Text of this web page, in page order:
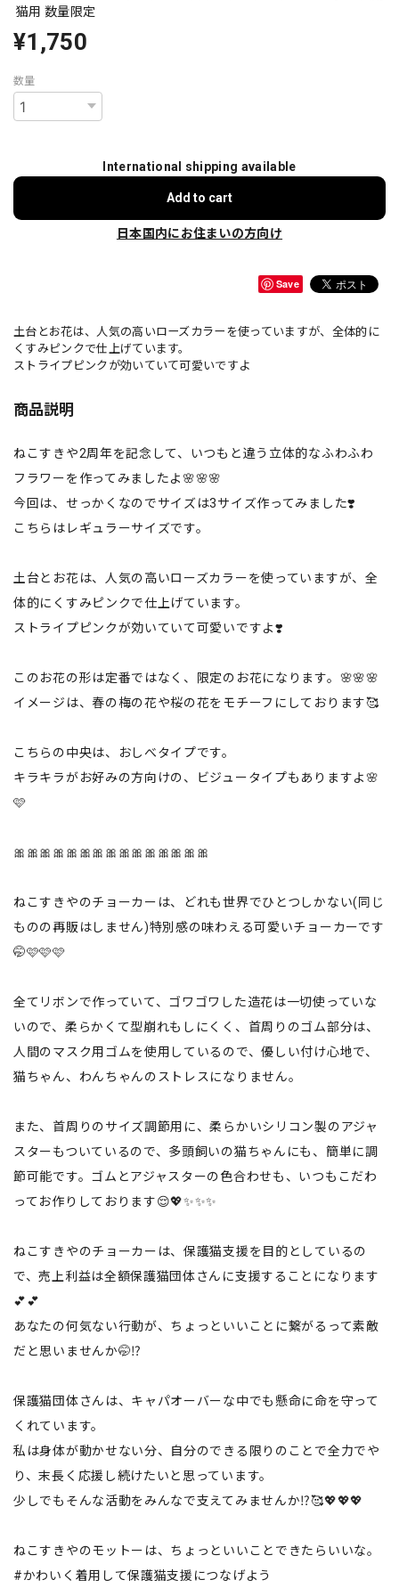
猫用 数量限定
¥1,750
数量
International shipping available
Add to cart
日本国内にお住まいの方向け
Save
土台とお花は、人気の高いローズカラーを使っていますが、全体的に
くすみピンクで仕上げています。
ストライプピンクが効いていて可愛いですよ
商品説明
ねこすきや2周年を記念して、いつもと違う立体的なふわふわ
フラワーを作ってみましたよ🌸🌸🌸
今回は、せっかくなのでサイズは3サイズ作ってみました❣️
こちらはレギュラーサイズです。
土台とお花は、人気の高いローズカラーを使っていますが、全
体的にくすみピンクで仕上げています。
ストライプピンクが効いていて可愛いですよ❣️
このお花の形は定番ではなく、限定のお花になります。🌸🌸🌸
イメージは、春の梅の花や桜の花をモチーフにしております🥰
こちらの中央は、おしべタイプです。
キラキラがお好みの方向けの、ビジュータイプもありますよ🌸
🩷
🎀🎀🎀🎀🎀🎀🎀🎀🎀🎀🎀🎀🎀🎀🎀
ねこすきやのチョーカーは、どれも世界でひとつしかない(同じ
ものの再販はしません)特別感の味わえる可愛いチョーカーです
🤭🩷🩷🩷
全てリボンで作っていて、ゴワゴワした造花は一切使っていな
いので、柔らかくて型崩れもしにくく、首周りのゴム部分は、
人間のマスク用ゴムを使用しているので、優しい付け心地で、
猫ちゃん、わんちゃんのストレスになりません。
また、首周りのサイズ調節用に、柔らかいシリコン製のアジャ
スターもついているので、多頭飼いの猫ちゃんにも、簡単に調
節可能です。ゴムとアジャスターの色合わせも、いつもこだわ
ってお作りしております😌💖✨✨✨
ねこすきやのチョーカーは、保護猫支援を目的としているの
で、売上利益は全額保護猫団体さんに支援することになります
💕💕
あなたの何気ない行動が、ちょっといいことに繋がるって素敵
だと思いませんか🤭⁉️
保護猫団体さんは、キャパオーバーな中でも懸命に命を守って
くれています。
私は身体が動かせない分、自分のできる限りのことで全力でや
り、末長く応援し続けたいと思っています。
少しでもそんな活動をみんなで支えてみませんか⁉️🥰💖💖💖
ねこすきやのモットーは、ちょっといいことできたらいいな。
#かわいく着用して保護猫支援につなげよう